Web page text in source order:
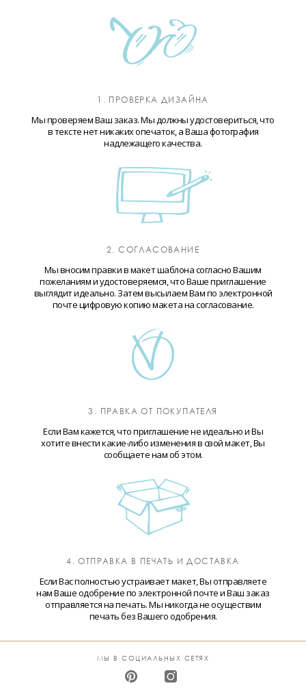
1. ПРОВЕРКА ДИЗАЙНА
Мы проверяем Ваш заказ. Мы должны удостовериться, что
в тексте нет никаких опечаток, а Ваша фотография
надлежащего качества.
2. СОГЛАСОВАНИЕ
Мы вносим правки в макет шаблона согласно Вашим
пожеланиям и удостоверяемся, что Ваше приглашение
выглядит идеально. Затем высылаем Вам по электронной
почте цифровую копию макета на согласование.
3. ПРАВКА ОТ ПОКУПАТЕЛЯ
Если Вам кажется, что приглашение не идеально и Вы
хотите внести какие-либо изменения в свой макет, Вы
сообщаете нам об этом.
4. ОТПРАВКА В ПЕЧАТЬ И ДОСТАВКА
Если Вас полностью устраивает макет, Вы отправляете
нам Ваше одобрение по электронной почте и Ваш заказ
отправляется на печать. Мы никогда не осуществим
печать без Вашего одобрения.
МЫ В СОЦИАЛЬНЫХ СЕТЯХ